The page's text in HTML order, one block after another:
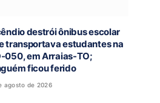
destrói ônibus escolar
transportava estudantes na
050, em Arraias-TO;
ficou ferido
agosto de 2026